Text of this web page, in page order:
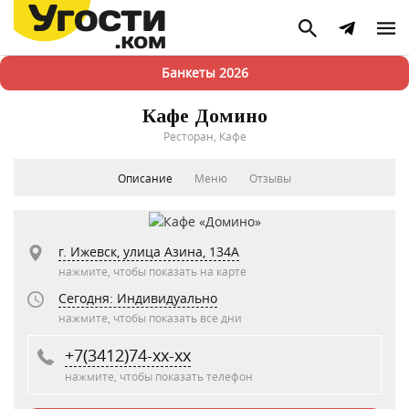
Банкеты 2026
Кафе Домино
Ресторан, Кафе
Описание Меню Отзывы
г. Ижевск, улица Азина, 134А
нажмите, чтобы показать на карте
Сегодня: Индивидуально
нажмите, чтобы показать все дни
+7(3412)74-xx-xx
нажмите, чтобы показать телефон